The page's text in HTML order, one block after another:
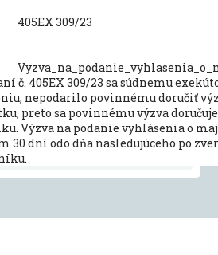
405EX 309/23
č. 405EX 309/23 sa súdnemu
nepodarilo povinnému doručiť
preto sa povinnému výzva
Výzva na podanie vyhlásenia o
30 dní odo dňa nasledujúceho po